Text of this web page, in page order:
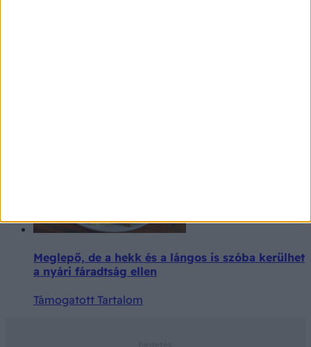
Meglepő, de a hekk és a lángos is szóba kerülhet
a nyári fáradtság ellen
Támogatott Tartalom